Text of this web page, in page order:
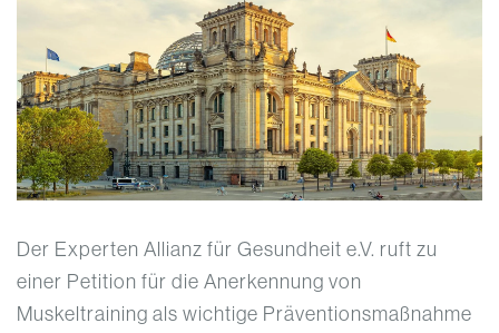
Der Experten Allianz für Gesundheit e.V. ruft zu
einer Petition für die Anerkennung von
Muskeltraining als wichtige Präventionsmaßnahme